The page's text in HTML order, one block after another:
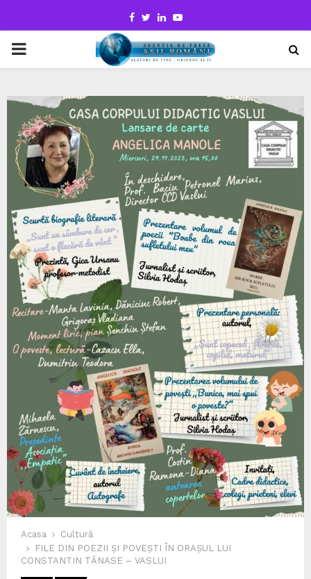
Facebook
TwitterLinkedinYoutube
PRIMARY
Acasa
Cultură
FILE DIN POEZII ȘI POVEȘTI ÎN ORAȘUL LUI
CONSTANTIN TĂNASE – VASLUI